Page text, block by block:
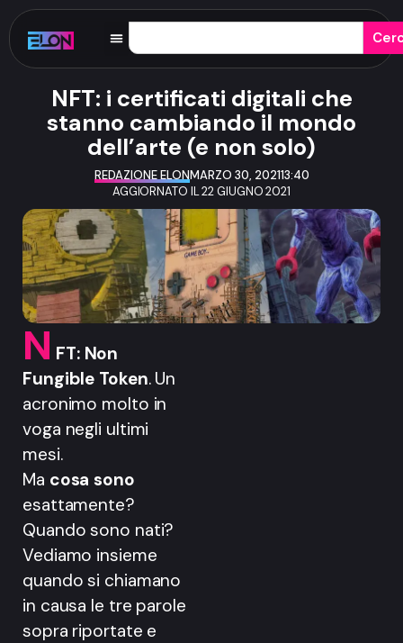
NFT: i certificati digitali che
stanno cambiando il mondo
dell’arte (e non solo)
REDAZIONE ELONMARZO 30, 202113:40
AGGIORNATO IL 22 GIUGNO 2021
N FT: Non
Fungible Token. Un
acronimo molto in
voga negli ultimi
mesi.
Ma cosa sono
esattamente?
Quando sono nati?
Vediamo insieme
quando si chiamano
in causa le tre parole
sopra riportate e